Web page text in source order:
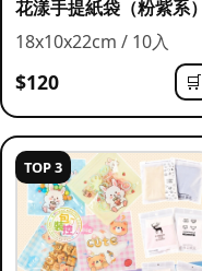
花漾手提紙袋（粉紫系）
18x10x22cm / 10入
$120 🛒
TOP 3